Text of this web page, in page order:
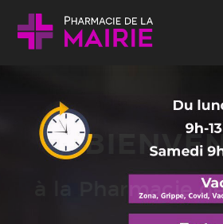
Skip to content
à la Pharmacie